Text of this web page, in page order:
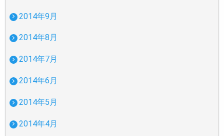
2014年9月
2014年8月
2014年7月
2014年6月
2014年5月
2014年4月